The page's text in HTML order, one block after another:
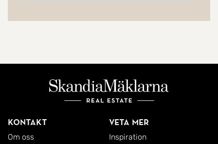
Kontakt
Om oss
Veta mer
Inspiration